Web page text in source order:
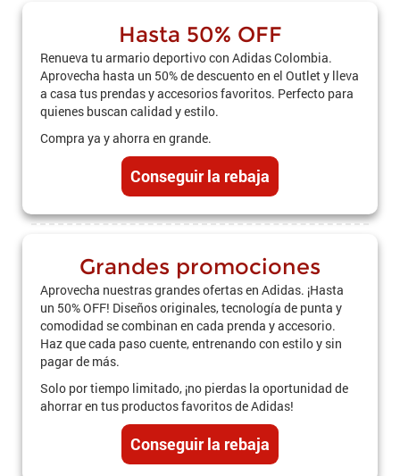
Hasta 50% OFF
Renueva tu armario deportivo con Adidas Colombia.
Aprovecha hasta un 50% de descuento en el Outlet y lleva
a casa tus prendas y accesorios favoritos. Perfecto para
quienes buscan calidad y estilo.
Compra ya y ahorra en grande.
Conseguir la rebaja
Grandes promociones
Aprovecha nuestras grandes ofertas en Adidas. ¡Hasta
un 50% OFF! Diseños originales, tecnología de punta y
comodidad se combinan en cada prenda y accesorio.
Haz que cada paso cuente, entrenando con estilo y sin
pagar de más.
Solo por tiempo limitado, ¡no pierdas la oportunidad de
ahorrar en tus productos favoritos de Adidas!
Conseguir la rebaja